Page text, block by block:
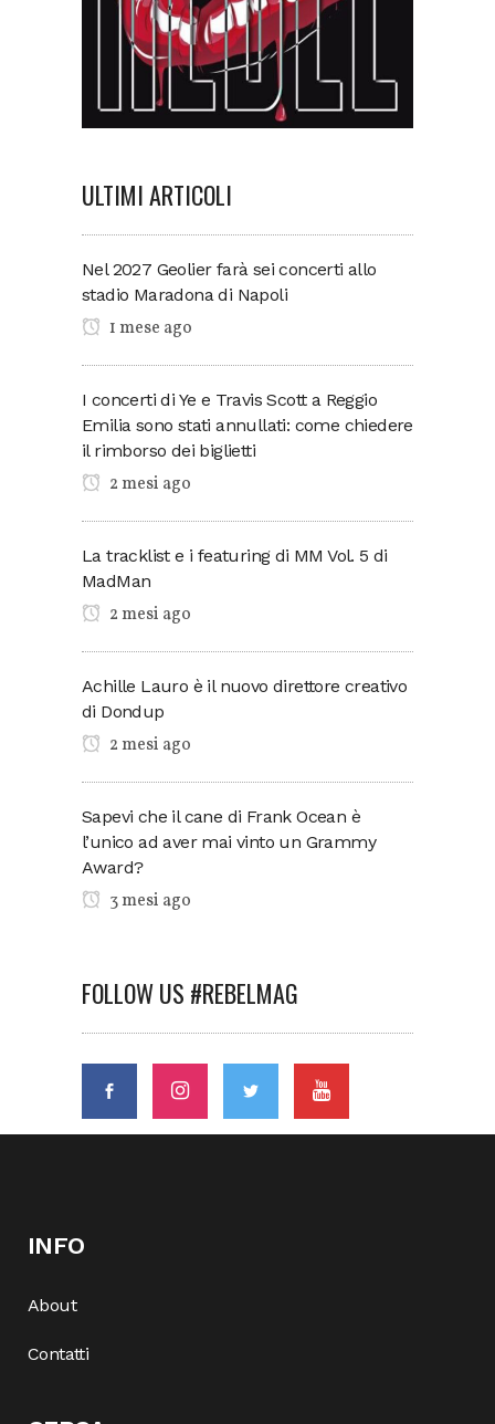
ULTIMI ARTICOLI
Nel 2027 Geolier farà sei concerti allo
stadio Maradona di Napoli
1 mese ago
I concerti di Ye e Travis Scott a Reggio
Emilia sono stati annullati: come chiedere
il rimborso dei biglietti
2 mesi ago
La tracklist e i featuring di MM Vol. 5 di
MadMan
2 mesi ago
Achille Lauro è il nuovo direttore creativo
di Dondup
2 mesi ago
Sapevi che il cane di Frank Ocean è
l’unico ad aver mai vinto un Grammy
Award?
3 mesi ago
FOLLOW US #REBELMAG
INFO
About
Contatti